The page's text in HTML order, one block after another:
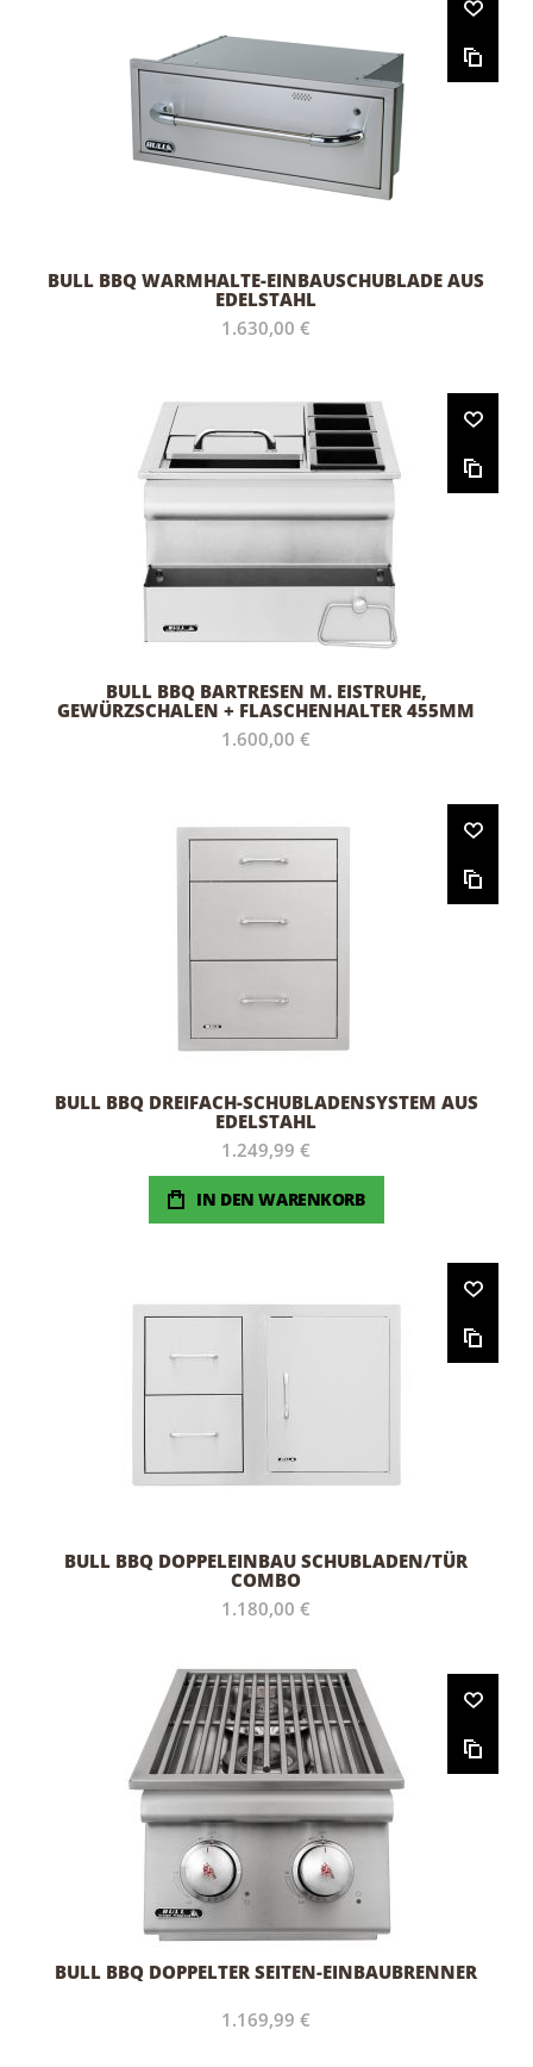
BULL BBQ WARMHALTE-EINBAUSCHUBLADE AUS
EDELSTAHL
1.630,00 €
BULL BBQ BARTRESEN M. EISTRUHE,
GEWÜRZSCHALEN + FLASCHENHALTER 455MM
1.600,00 €
BULL BBQ DREIFACH-SCHUBLADENSYSTEM AUS
EDELSTAHL
1.249,99 €
IN DEN WARENKORB
BULL BBQ DOPPELEINBAU SCHUBLADEN/TÜR
COMBO
1.180,00 €
BULL BBQ DOPPELTER SEITEN-EINBAUBRENNER
1.169,99 €